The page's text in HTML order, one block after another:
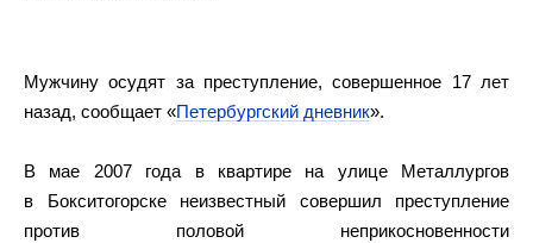
Мужчину осудят за преступление, совершенное 17 лет
назад, сообщает «Петербургский дневник».
В мае 2007 года в квартире на улице Металлургов
в Бокситогорске неизвестный совершил преступление
против половой неприкосновенности